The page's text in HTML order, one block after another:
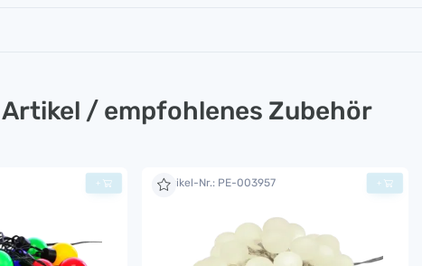
/ empfohlenes Zubehör
+ Artikel-Nr.: PE-003957 +